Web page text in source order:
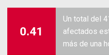
0.41
Un total del
afectados
más de una